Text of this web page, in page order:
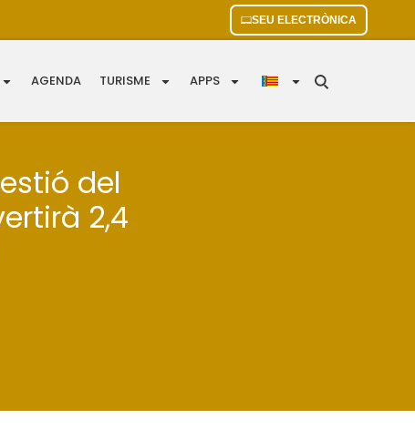
SEU ELECTRÒNICA
AGENDA TURISME APPS
del
2,4